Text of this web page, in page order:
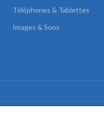
Téléphones & Tablettes
Images & Sons